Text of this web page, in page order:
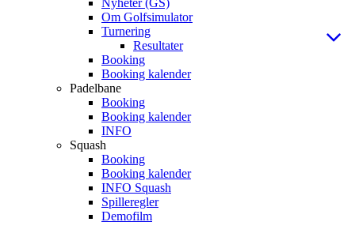
Nyheter (GS)
Om Golfsimulator
Turnering
Resultater
Booking
Booking kalender
Padelbane
Booking
Booking kalender
INFO
Squash
Booking
Booking kalender
INFO Squash
Spilleregler
Demofilm